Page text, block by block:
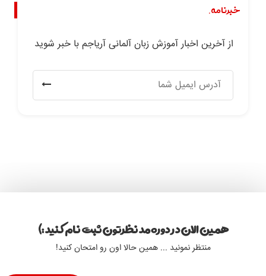
خبرنامه.
از آخرین اخبار آموزش زبان آلمانی آریاجم با خبر شوید
همین الان در دوره مد نظرتون ثبت نام کنید :)
منتظر نمونید ... همین حالا اون رو امتحان کنید!